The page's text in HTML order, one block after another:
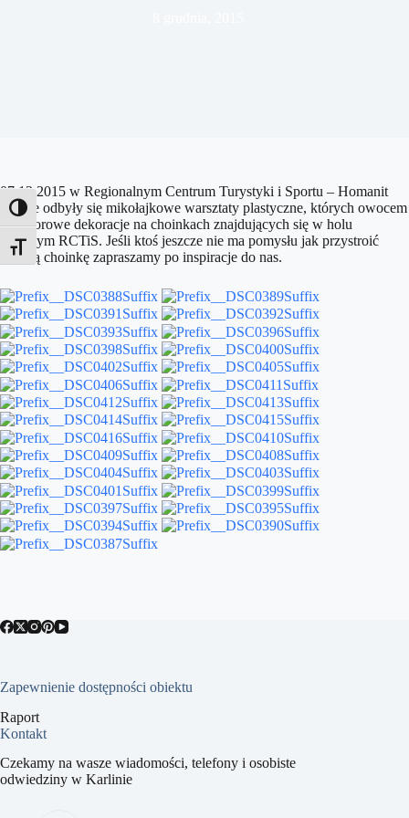
Toggle High Contrast
Toggle Font size
07.12.2015 w Regionalnym Centrum Turystyki i Sportu – Homanit
Arenie odbyły się mikołajkowe warsztaty plastyczne, których owocem
są kolorowe dekoracje na choinkach znajdujących się w holu
głównym RCTiS. Jeśli ktoś jeszcze nie ma pomysłu jak przystroić
własną choinkę zapraszamy po inspiracje do nas.
Zapewnienie dostępności obiektu
Raport
Kontakt
Czekamy na wasze wiadomości, telefony i osobiste
odwiedziny w Karlinie